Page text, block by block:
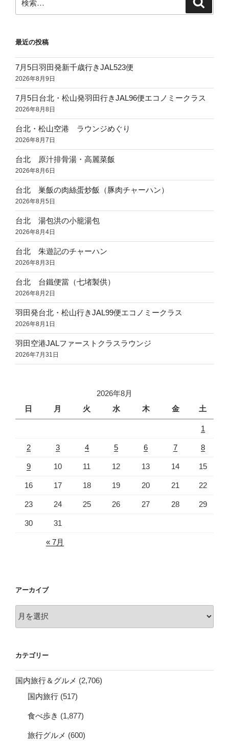
シ
索:
最近の投稿
7月5日羽田発新千歳行きJAL523便
2026年8月9日
7月5日台北・松山発羽田行きJAL96便エコノミークラス
2026年8月8日
台北・松山空港 ラウンジめぐり
2026年8月7日
台北 原汁排骨湯・高麗菜飯
2026年8月6日
台北 巣飯の肉絲蛋炒飯（豚肉チャーハン）
2026年8月5日
台北 湯包洪の小籠湯包
2026年8月4日
台北 朱遊記のチャーハン
2026年8月3日
台北 台鐵便當（七堵製供）
2026年8月2日
羽田発台北・松山行きJAL99便エコノミークラス
2026年8月1日
羽田空港JALファーストクラスラウンジ
2026年7月31日
2026年8月
日
月 火 水 木 金 土
1
2 3 4 5 6 7 8
9 10 11 12 13 14 15
16 17 18 19 20 21 22
23 24 25 26 27 28 29
30 31
« 7月
アーカイブ
ー
ブ
カテゴリー
国内旅行＆グルメ (2,706)
国内旅行 (517)
食べ歩き (1,877)
旅行グルメ (600)